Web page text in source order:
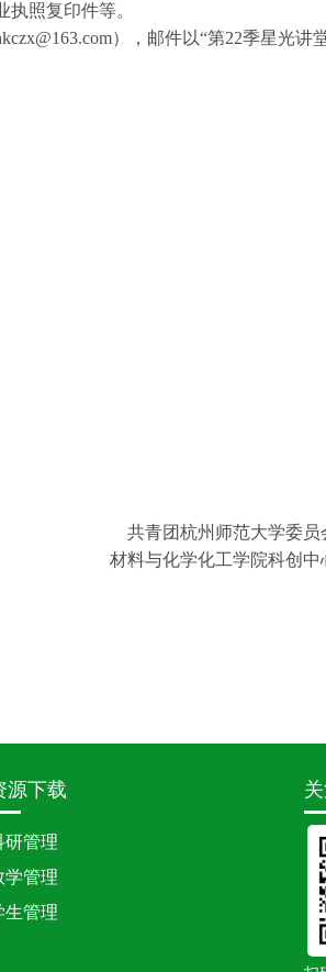
照复印件等。
），邮件以“第22季星光讲
共青团杭州师范大学委员
材料与化学化工学院科创中
源下载
研管理
学管理
生管理